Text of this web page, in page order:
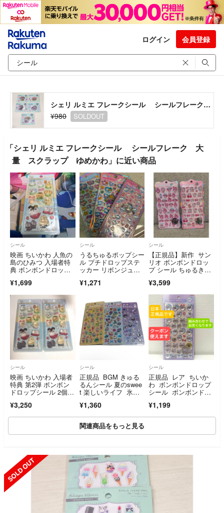
ログイン 会員登録
シェリ ルミエ フレークシール シールフレーク 大量 スクラップ ゆめかわ
¥980
SOLDOUT
「シェリ ルミエ フレークシール シールフレーク 大
量 スクラップ ゆめかわ」に近い商品
シール
映画 ちいかわ 人魚の
島のひみつ 入場者特
典 ボンボンドロップ
¥1,699
シール
うるちゅるポップシー
ル プチドロップステ
ッカー リボンジュエ
¥1,271
シール
【正規品】新作 サン
リオ ボンボンドロッ
プ シール ちゅるき
¥3,599
シール
映画 ちいかわ 入場者
特典 第2弾 ボンボン
ドロップシール 2個セ
¥3,250
シール
正規品 BGM きゅる
るんシール 夏のswee
t 楽しいライフ 氷雪
ト
¥1,360
シール
正規品 レア ちいか
わ ボンボンドロップ
シール ボンボンドロ
画 特典 モモンガ も
もんが セイレー
¥1,199
関連商品をもっと見る
SOLD OUT